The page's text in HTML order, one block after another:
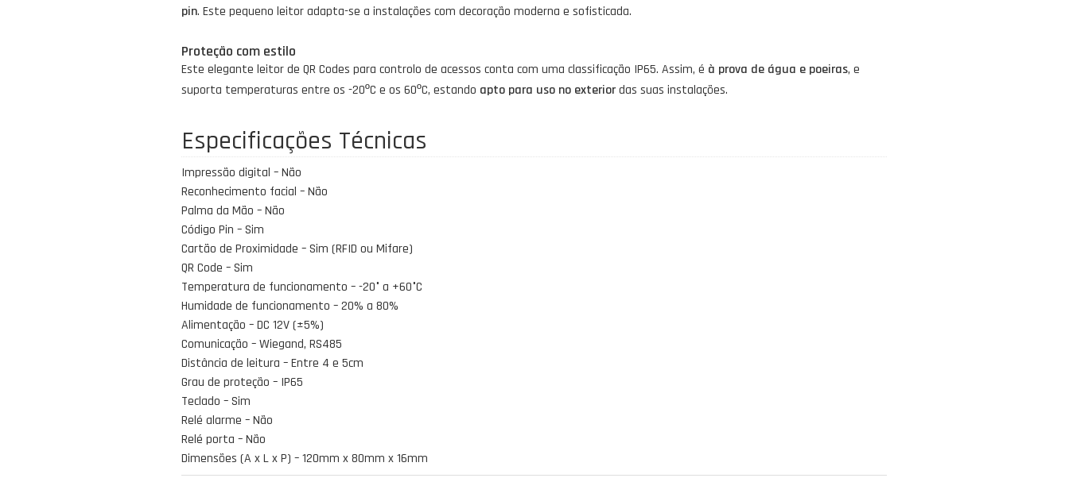
pin. Este pequeno leitor adapta-se a instalações com decoração moderna e sofisticada.
Proteção com estilo
Este elegante leitor de QR Codes para controlo de acessos conta com uma classificação IP65. Assim, é à prova de água e poeiras, e
suporta temperaturas entre os -20ºC e os 60ºC, estando apto para uso no exteriordas suas instalações.
Especificações Técnicas
Impressão digital – Não
Reconhecimento facial – Não
Palma da Mão – Não
Código Pin – Sim
Cartão de Proximidade – Sim (RFID ou Mifare)
QR Code – Sim
Temperatura de funcionamento – -20° a +60°C
Humidade de funcionamento – 20% a 80%
Alimentação – DC 12V (±5%)
Comunicação – Wiegand, RS485
Distância de leitura – Entre 4 e 5cm
Grau de proteção – IP65
Teclado – Sim
Relé alarme – Não
Relé porta – Não
Dimensões (A x L x P) – 120mm x 80mm x 16mm